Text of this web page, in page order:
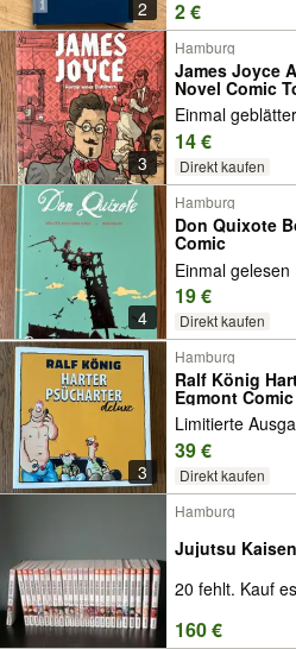
2 2 €
3
Hamburg
James Joyce
Novel Comic
Einmal
14 €
Direkt kaufen
4
Hamburg
Don Quixote
Comic
Einmal gelesen
19 €
Direkt kaufen
3
Hamburg
Ralf König
Egmont
Limitierte
39 €
Direkt kaufen
Hamburg
Jujutsu
20 fehlt. Kauf
160 €